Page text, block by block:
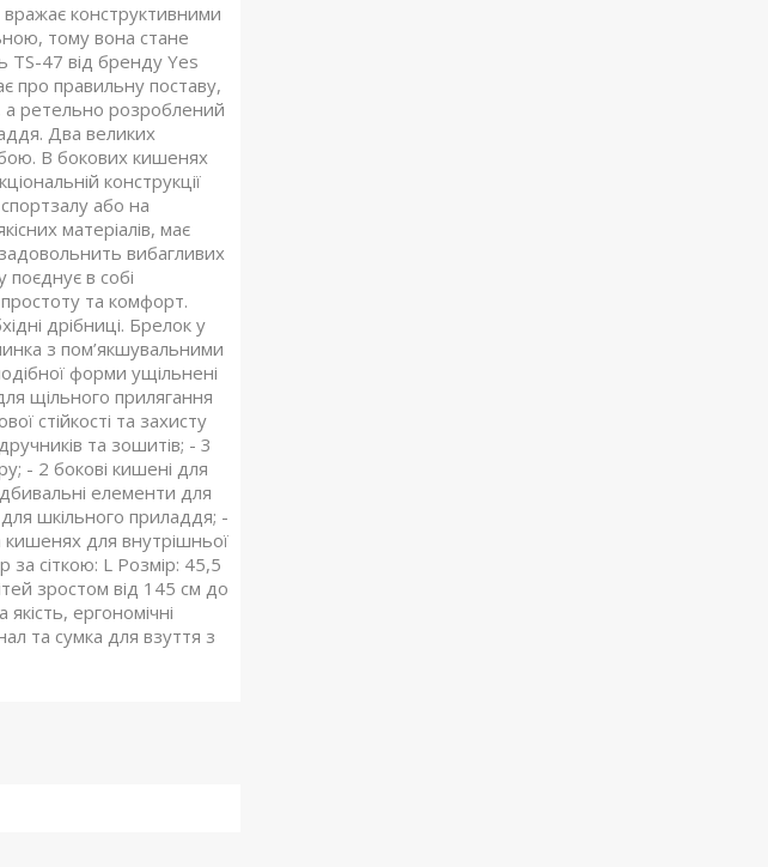
конструктивними
тому вона стане
TS-47 від бренду Yes
про правильну поставу,
а ретельно розроблений
Два великих
В бокових кишенях
конструкції
або на
матеріалів, має
вибагливих
поєднує в собі
та комфорт.
дрібниці. Брелок у
з пом’якшувальними
форми ущільнені
щільного прилягання
стійкості та захисту
та зошитів; - 3
- 2 бокові кишені для
елементи для
для шкільного приладдя; -
для внутрішньої
за сіткою: L Розмір: 45,5
зростом від 145 см до
ергономічні
та сумка для взуття з